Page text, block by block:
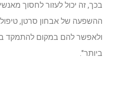
בכך, זה יכול לעזור לחסוך
ההשפעה של אבחון סרטן,
ולאפשר להם במקום להתמקד
ביותר".